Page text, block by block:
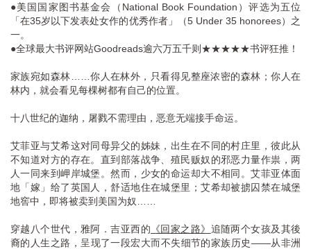
●美国国家图书基金会（National Book Foundation）评选为五位
「在35岁以下发表处女作的优秀作者」（5 Under 35 honorees）之
一。
●全球最大书评网站Goodreads逾六万五千则★★★★★书评狂推！
家族宛如森林……你人在林外，只看得见整座浓密的森林；你人在
林内，就会看见每棵树都有自己的位置。
十八世纪的迦纳，屠戮不需理由，恶意无端接手命运。
艾菲亚与艾希这对同母异父的姊妹，出生在不同的村庄里，彼此从
不知道对方的存在。直到部落战争、殖民贩奴的邪恶力量作祟，两
人一同来到岬岸城堡。然而，少女的命运却大不相同。艾菲亚体面
地「嫁」给了英国人，舒适地住在城堡里；艾希却被掳囚禁在城堡
地窖中，即将被卖到美国为奴……
穿越八个世代，雅阿．吉亚西的 《回家之路》 追随两个女孩及其後
裔的人生之路，呈现了一段宏大而不失细节的家族历史——从非洲